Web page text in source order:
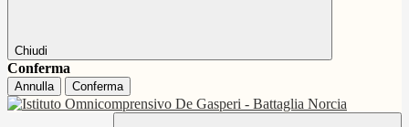
Chiudi
Conferma
Annulla Conferma